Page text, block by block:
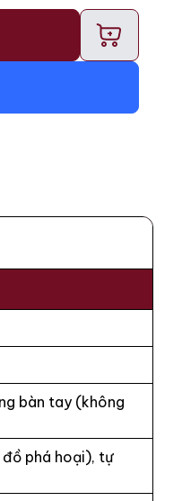
+
bàn tay (không
phá hoại), tự